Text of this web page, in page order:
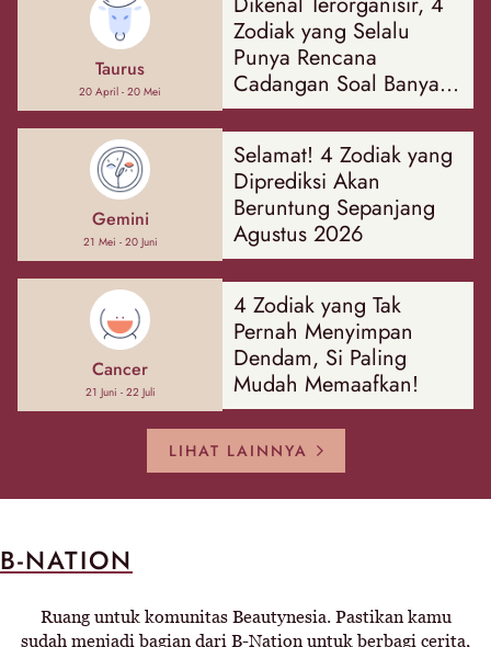
Taurus
20 April - 20 Mei
Zodiak yang Selalu
Punya Rencana
Cadangan Soal Banyak
Hal
Gemini
21 Mei - 20 Juni
Selamat! 4 Zodiak yang
Diprediksi Akan
Beruntung Sepanjang
Agustus 2026
Cancer
21 Juni - 22 Juli
4 Zodiak yang Tak
Pernah Menyimpan
Dendam, Si Paling
Mudah Memaafkan!
LIHAT LAINNYA
B-NATION
Ruang untuk komunitas Beautynesia. Pastikan kamu
sudah menjadi bagian dari B-Nation untuk berbagi cerita,